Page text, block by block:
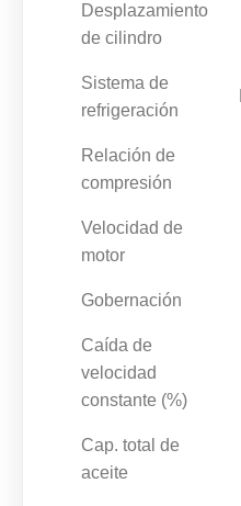
Desplazamiento
de cilindro
Sistema de
refrigeración
Relación de
compresión
Velocidad de
motor
Gobernación
Caída de
velocidad
constante (%)
Cap. total de
aceite